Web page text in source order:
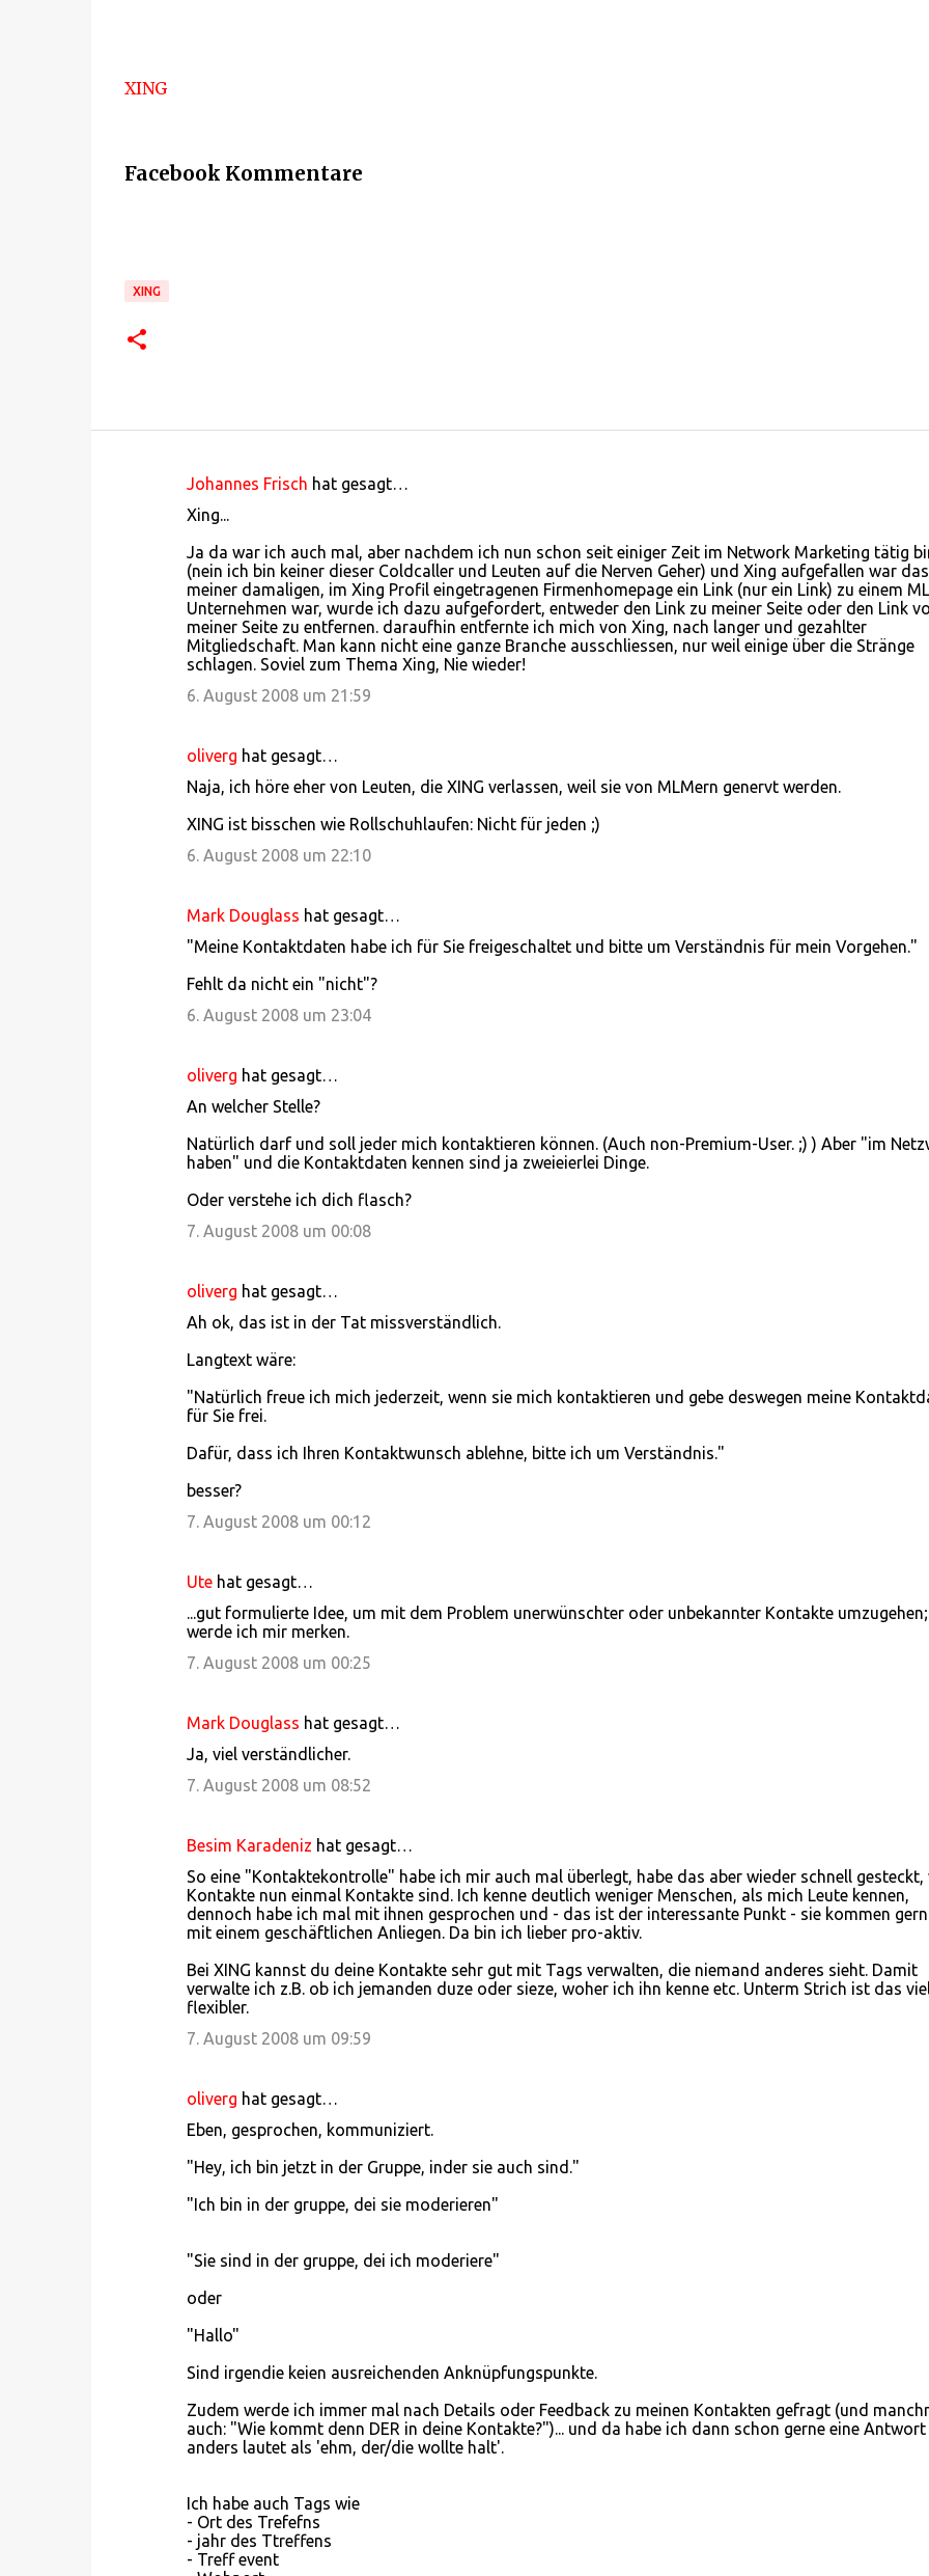
XING
Facebook Kommentare
XING
Johannes Frisch hat gesagt…
Xing...
Ja da war ich auch mal, aber nachdem ich nun schon seit einiger Zeit im Network Marketing tätig
(nein ich bin keiner dieser Coldcaller und Leuten auf die Nerven Geher) und Xing aufgefallen war
meiner damaligen, im Xing Profil eingetragenen Firmenhomepage ein Link (nur ein Link) zu einem
Unternehmen war, wurde ich dazu aufgefordert, entweder den Link zu meiner Seite oder den Link
meiner Seite zu entfernen. daraufhin entfernte ich mich von Xing, nach langer und gezahlter
Mitgliedschaft. Man kann nicht eine ganze Branche ausschliessen, nur weil einige über die Stränge
schlagen. Soviel zum Thema Xing, Nie wieder!
6. August 2008 um 21:59
oliverg hat gesagt…
Naja, ich höre eher von Leuten, die XING verlassen, weil sie von MLMern genervt werden.
XING ist bisschen wie Rollschuhlaufen: Nicht für jeden ;)
6. August 2008 um 22:10
Mark Douglass hat gesagt…
"Meine Kontaktdaten habe ich für Sie freigeschaltet und bitte um Verständnis für mein Vorgehen."
Fehlt da nicht ein "nicht"?
6. August 2008 um 23:04
oliverg hat gesagt…
An welcher Stelle?
Natürlich darf und soll jeder mich kontaktieren können. (Auch non-Premium-User. ;) ) Aber "im
haben" und die Kontaktdaten kennen sind ja zweieierlei Dinge.
Oder verstehe ich dich flasch?
7. August 2008 um 00:08
oliverg hat gesagt…
Ah ok, das ist in der Tat missverständlich.
Langtext wäre:
"Natürlich freue ich mich jederzeit, wenn sie mich kontaktieren und gebe deswegen meine
für Sie frei.
Dafür, dass ich Ihren Kontaktwunsch ablehne, bitte ich um Verständnis."
besser?
7. August 2008 um 00:12
Utehat gesagt…
...gut formulierte Idee, um mit dem Problem unerwünschter oder unbekannter Kontakte umzugehen;
werde ich mir merken.
7. August 2008 um 00:25
Mark Douglass hat gesagt…
Ja, viel verständlicher.
7. August 2008 um 08:52
Besim Karadeniz hat gesagt…
So eine "Kontaktekontrolle" habe ich mir auch mal überlegt, habe das aber wieder schnell gesteckt,
Kontakte nun einmal Kontakte sind. Ich kenne deutlich weniger Menschen, als mich Leute kennen,
dennoch habe ich mal mit ihnen gesprochen und - das ist der interessante Punkt - sie kommen
mit einem geschäftlichen Anliegen. Da bin ich lieber pro-aktiv.
Bei XING kannst du deine Kontakte sehr gut mit Tags verwalten, die niemand anderes sieht. Damit
verwalte ich z.B. ob ich jemanden duze oder sieze, woher ich ihn kenne etc. Unterm Strich ist das
flexibler.
7. August 2008 um 09:59
oliverg hat gesagt…
Eben, gesprochen, kommuniziert.
"Hey, ich bin jetzt in der Gruppe, inder sie auch sind."
"Ich bin in der gruppe, dei sie moderieren"
"Sie sind in der gruppe, dei ich moderiere"
oder
"Hallo"
Sind irgendie keien ausreichenden Anknüpfungspunkte.
Zudem werde ich immer mal nach Details oder Feedback zu meinen Kontakten gefragt (und
auch: "Wie kommt denn DER in deine Kontakte?")... und da habe ich dann schon gerne eine Antwort
anders lautet als 'ehm, der/die wollte halt'.
Ich habe auch Tags wie
- Ort des Trefefns
- jahr des Ttreffens
- Treff event